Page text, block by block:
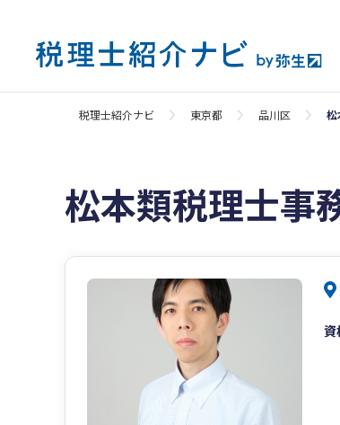
税理士紹介ナビ 東京都 品川区 松
松本類税理士事
資